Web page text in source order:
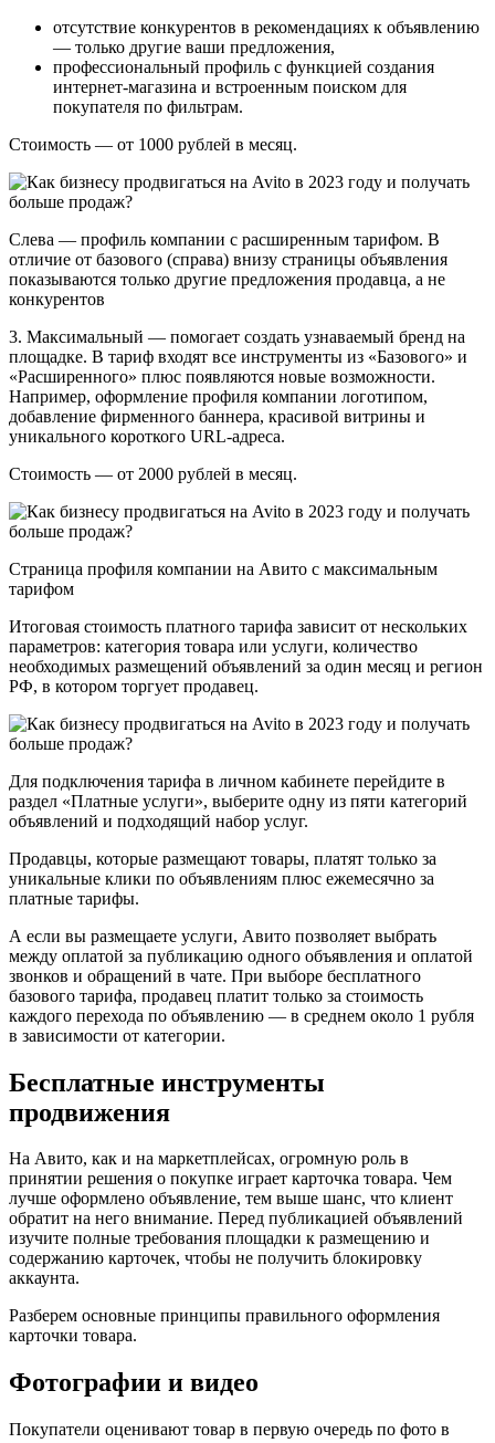
отсутствие конкурентов в рекомендациях к объявлению
— только другие ваши предложения,
профессиональный профиль с функцией создания
интернет-магазина и встроенным поиском для
покупателя по фильтрам.
Стоимость — от 1000 рублей в месяц.
Слева — профиль компании с расширенным тарифом. В
отличие от базового (справа) внизу страницы объявления
показываются только другие предложения продавца, а не
конкурентов
3. Максимальный — помогает создать узнаваемый бренд на
площадке. В тариф входят все инструменты из «Базового» и
«Расширенного» плюс появляются новые возможности.
Например, оформление профиля компании логотипом,
добавление фирменного баннера, красивой витрины и
уникального короткого URL-адреса.
Стоимость — от 2000 рублей в месяц.
Страница профиля компании на Авито с максимальным
тарифом
Итоговая стоимость платного тарифа зависит от нескольких
параметров: категория товара или услуги, количество
необходимых размещений объявлений за один месяц и регион
РФ, в котором торгует продавец.
Для подключения тарифа в личном кабинете перейдите в
раздел «Платные услуги», выберите одну из пяти категорий
объявлений и подходящий набор услуг.
Продавцы, которые размещают товары, платят только за
уникальные клики по объявлениям плюс ежемесячно за
платные тарифы.
А если вы размещаете услуги, Авито позволяет выбрать
между оплатой за публикацию одного объявления и оплатой
звонков и обращений в чате. При выборе бесплатного
базового тарифа, продавец платит только за стоимость
каждого перехода по объявлению — в среднем около 1 рубля
в зависимости от категории.
Бесплатные инструменты
продвижения
На Авито, как и на маркетплейсах, огромную роль в
принятии решения о покупке играет карточка товара. Чем
лучше оформлено объявление, тем выше шанс, что клиент
обратит на него внимание. Перед публикацией объявлений
изучите полные требования площадки к размещению и
содержанию карточек, чтобы не получить блокировку
аккаунта.
Разберем основные принципы правильного оформления
карточки товара.
Фотографии и видео
Покупатели оценивают товар в первую очередь по фото в